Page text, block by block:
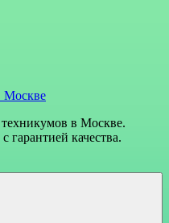
Москве
в Москве.
гарантией качества.